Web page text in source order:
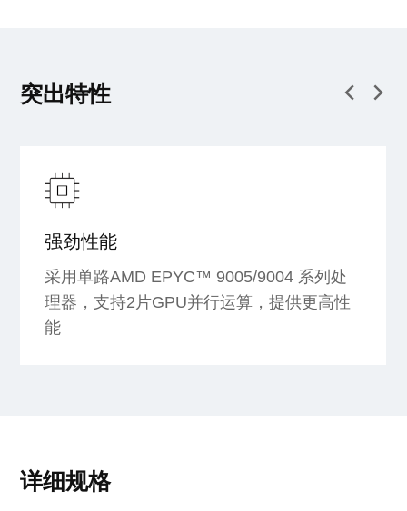
突出特性
强劲性能
采用单路AMD EPYC™ 9005/9004 系列处
理器，支持2片GPU并行运算，提供更高性
能
详细规格